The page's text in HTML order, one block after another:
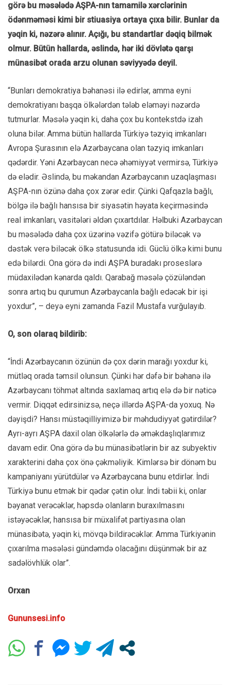
görə bu məsələdə AŞPA-nın tamamilə xərclərinin
ödənməməsi kimi bir stiuasiya ortaya çıxa bilir. Bunlar da
yəqin ki, nəzərə alınır. Açığı, bu standartlar dəqiq bilmək
olmur. Bütün hallarda, əslində, hər iki dövlətə qarşı
münasibət orada arzu olunan səviyyədə deyil.
“Bunları demokratiya bəhanəsi ilə edirlər, amma eyni
demokratiyanı başqa ölkələrdən tələb eləməyi nəzərdə
tutmurlar. Məsələ yəqin ki, daha çox bu kontekstdə izah
oluna bilər. Amma bütün hallarda Türkiyə təzyiq imkanları
Avropa Şurasının elə Azərbaycana olan təzyiq imkanları
qədərdir. Yəni Azərbaycan necə əhəmiyyət vermirsə, Türkiyə
də elədir. Əslində, bu məkandan Azərbaycanın uzaqlaşması
AŞPA-nın özünə daha çox zərər edir. Çünki Qafqazla bağlı,
bölgə ilə bağlı hansısa bir siyasətin həyata keçirməsində
real imkanları, vasitələri əldən çıxartdılar. Həlbuki Azərbaycan
bu məsələdə daha çox üzərinə vəzifə götürə biləcək və
dəstək verə biləcək ölkə statusunda idi. Güclü ölkə kimi bunu
edə bilərdi. Ona görə də indi AŞPA buradakı proseslərə
müdaxilədən kənarda qaldı. Qarabağ məsələ çözüləndən
sonra artıq bu qurumun Azərbaycanla bağlı edəcək bir işi
yoxdur”, – deyə eyni zamanda Fazil Mustafa vurğulayıb.
O, son olaraq bildirib:
“İndi Azərbaycanın özünün də çox dərin marağı yoxdur ki,
mütləq orada təmsil olunsun. Çünki hər dəfə bir bəhanə ilə
Azərbaycanı töhmət altında saxlamaq artıq elə də bir nəticə
vermir. Diqqət edirsinizsə, neçə illərdə AŞPA-da yoxuq. Nə
dəyişdi? Hansı müstəqilliyimizə bir məhdudiyyət gətirdilər?
Ayrı-ayrı AŞPA daxil olan ölkələrlə də əməkdaşlıqlarımız
davam edir. Ona görə də bu münasibətlərin bir az subyektiv
xarakterini daha çox önə çəkməliyik. Kimlərsə bir dönəm bu
kampaniyanı yürütdülər və Azərbaycana bunu etdirlər. İndi
Türkiyə bunu etmək bir qədər çətin olur. İndi təbii ki, onlar
bəyanat verəcəklər, həpsdə olanların buraxılmasını
istəyəcəklər, hansısa bir müxalifət partiyasına olan
münasibətə, yəqin ki, mövqə bildirəcəklər. Amma Türkiyənin
çıxarılma məsələsi gündəmdə olacağını düşünmək bir az
sadəlövhlük olar”.
Orxan
Gununsesi.info